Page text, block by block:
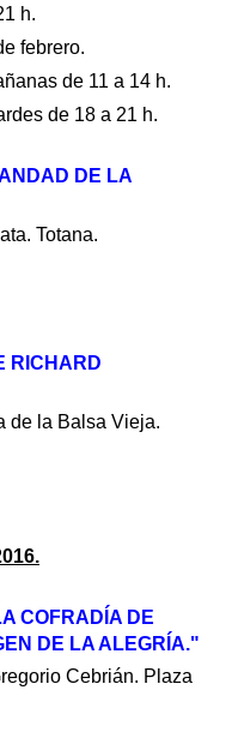
h.
febrero.
de 11 a 14 h.
de 18 a 21 h.
DE LA
Totana.
RICHARD
de la Balsa Vieja.
COFRADÍA DE
DE LA ALEGRÍA."
Cebrián. Plaza